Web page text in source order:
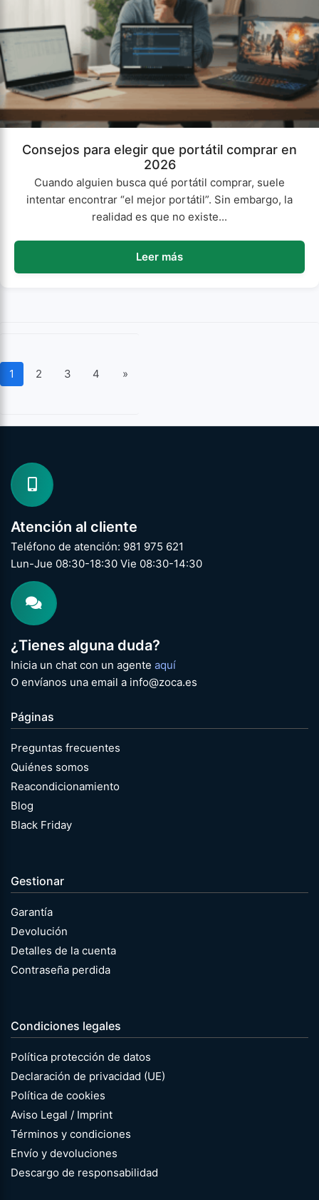
Consejos para elegir que portátil comprar en
2026
Cuando alguien busca qué portátil comprar, suele
intentar encontrar “el mejor portátil”. Sin embargo, la
realidad es que no existe...
Leer más
1 2 3 4 »
Atención al cliente
Teléfono de atención: 981 975 621
Lun-Jue 08:30-18:30 Vie 08:30-14:30
¿Tienes alguna duda?
Inicia un chat con un agente aquí
O envíanos una email a info@zoca.es
Páginas
Preguntas frecuentes
Quiénes somos
Reacondicionamiento
Blog
Black Friday
Gestionar
Garantía
Devolución
Detalles de la cuenta
Contraseña perdida
Condiciones legales
Política protección de datos
Declaración de privacidad (UE)
Política de cookies
Aviso Legal / Imprint
Términos y condiciones
Envío y devoluciones
Descargo de responsabilidad